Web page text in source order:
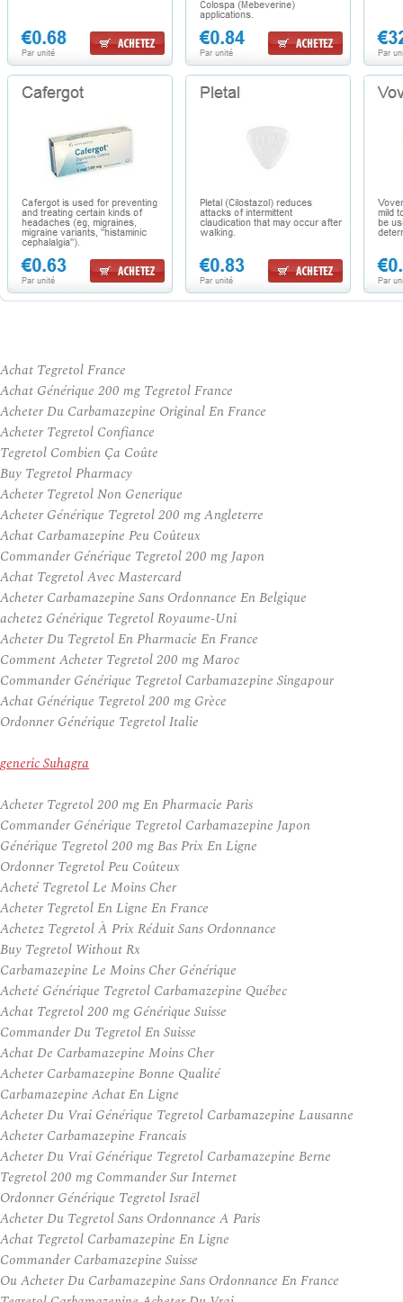
Achat Tegretol France
Achat Générique 200 mg Tegretol France
Acheter Du Carbamazepine Original En France
Acheter Tegretol Confiance
Tegretol Combien Ça Coûte
Buy Tegretol Pharmacy
Acheter Tegretol Non Generique
Acheter Générique Tegretol 200 mg Angleterre
Achat Carbamazepine Peu Coûteux
Commander Générique Tegretol 200 mg Japon
Achat Tegretol Avec Mastercard
Acheter Carbamazepine Sans Ordonnance En Belgique
achetez Générique Tegretol Royaume-Uni
Acheter Du Tegretol En Pharmacie En France
Comment Acheter Tegretol 200 mg Maroc
Commander Générique Tegretol Carbamazepine Singapour
Achat Générique Tegretol 200 mg Grèce
Ordonner Générique Tegretol Italie
generic Suhagra
Acheter Tegretol 200 mg En Pharmacie Paris
Commander Générique Tegretol Carbamazepine Japon
Générique Tegretol 200 mg Bas Prix En Ligne
Ordonner Tegretol Peu Coûteux
Acheté Tegretol Le Moins Cher
Acheter Tegretol En Ligne En France
Achetez Tegretol À Prix Réduit Sans Ordonnance
Buy Tegretol Without Rx
Carbamazepine Le Moins Cher Générique
Acheté Générique Tegretol Carbamazepine Québec
Achat Tegretol 200 mg Générique Suisse
Commander Du Tegretol En Suisse
Achat De Carbamazepine Moins Cher
Acheter Carbamazepine Bonne Qualité
Carbamazepine Achat En Ligne
Acheter Du Vrai Générique Tegretol Carbamazepine Lausanne
Acheter Carbamazepine Francais
Acheter Du Vrai Générique Tegretol Carbamazepine Berne
Tegretol 200 mg Commander Sur Internet
Ordonner Générique Tegretol Israël
Acheter Du Tegretol Sans Ordonnance A Paris
Achat Tegretol Carbamazepine En Ligne
Commander Carbamazepine Suisse
Ou Acheter Du Carbamazepine Sans Ordonnance En France